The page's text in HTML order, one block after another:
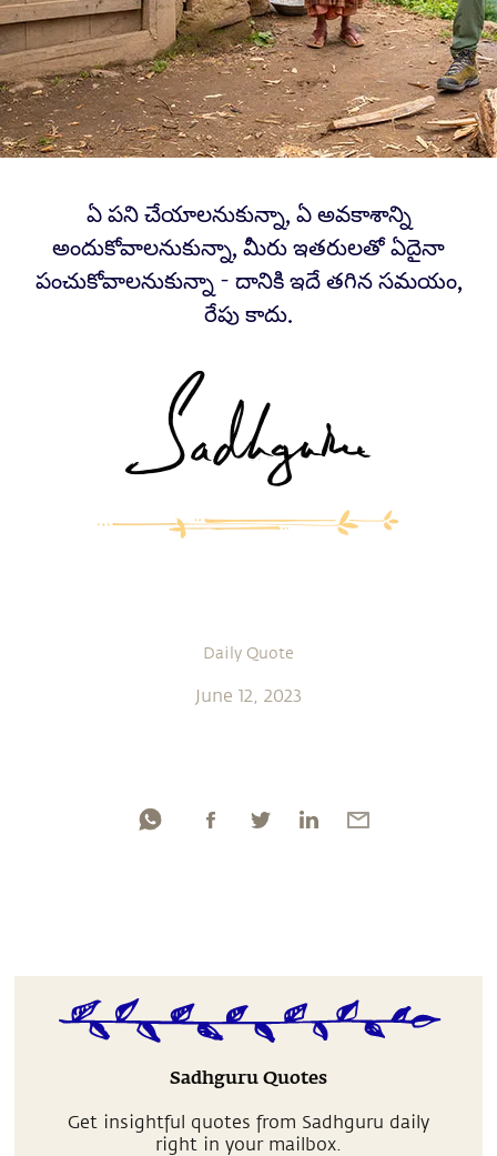
ఏ పని చేయాలనుకున్నా, ఏ అవకాశాన్ని
అందుకోవాలనుకున్నా, మీరు ఇతరులతో ఏదైనా
పంచుకోవాలనుకున్నా - దానికి ఇదే తగిన సమయం,
రేపు కాదు.
Daily Quote
June 12, 2023
Sadhguru Quotes
Get insightful quotes from Sadhguru daily
right in your mailbox.